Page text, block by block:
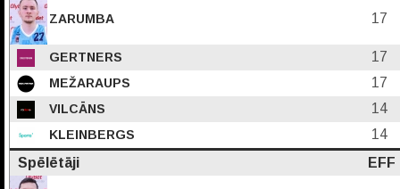
ZARUMBA 17
GERTNERS 17
MEŽARAUPS 17
VILCĀNS 14
KLEINBERGS
14
Spēlētāji
EFF